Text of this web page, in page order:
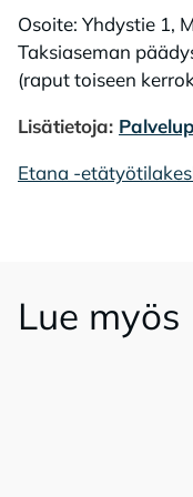
Osoite: Yhdystie 1,
Taksiaseman
(raput toiseen
Lisätietoja:
Etana -
Lue myös